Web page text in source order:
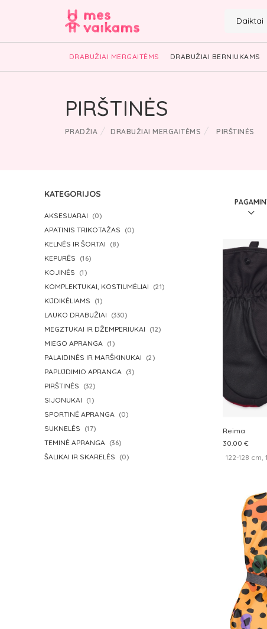
Daiktai
DRABUŽIAI MERGAITĖMS DRABUŽIAI BERNIUKAMS
PIRŠTINĖS
PRADŽIA DRABUŽIAI MERGAITĖMS PIRŠTINĖS
KATEGORIJOS
AKSESUARAI (0)
APATINIS TRIKOTAŽAS (0)
KELNĖS IR ŠORTAI (8)
KEPURĖS (16)
KOJINĖS (1)
KOMPLEKTUKAI, KOSTIUMĖLIAI (21)
KŪDIKĖLIAMS (1)
LAUKO DRABUŽIAI (330)
MEGZTUKAI IR DŽEMPERIUKAI (12)
MIEGO APRANGA (1)
PALAIDINĖS IR MARŠKINUKAI (2)
PAPLŪDIMIO APRANGA (3)
PIRŠTINĖS (32)
SIJONUKAI (1)
SPORTINĖ APRANGA (0)
SUKNELĖS (17)
TEMINĖ APRANGA (36)
ŠALIKAI IR SKARELĖS (0)
Reima
30.00 €
122-128 cm,